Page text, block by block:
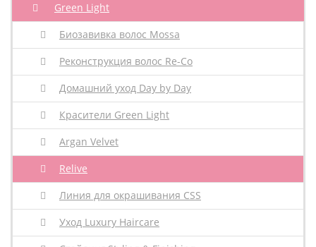
Green Light
Биозавивка волос Mossa
Реконструкция волос Re-Co
Домашний уход Day by Day
Красители Green Light
Argan Velvet
Relive
Линия для окрашивания CSS
Уход Luxury Haircare